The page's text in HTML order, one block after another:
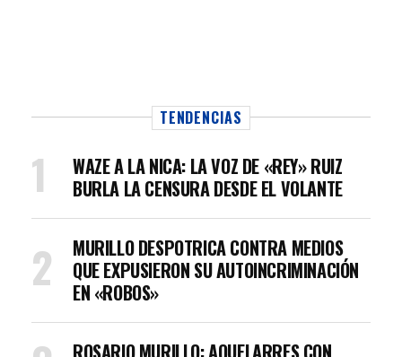
TENDENCIAS
WAZE A LA NICA: LA VOZ DE «REY» RUIZ
BURLA LA CENSURA DESDE EL VOLANTE
MURILLO DESPOTRICA CONTRA MEDIOS
QUE EXPUSIERON SU AUTOINCRIMINACIÓN
EN «ROBOS»